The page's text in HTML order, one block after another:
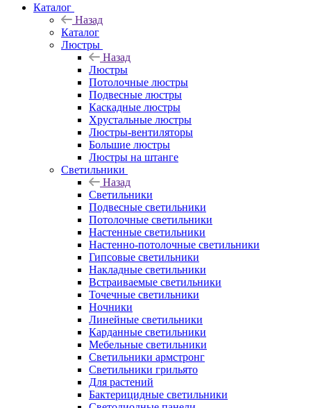
Каталог
Назад
Каталог
Люстры
Назад
Люстры
Потолочные люстры
Подвесные люстры
Каскадные люстры
Хрустальные люстры
Люстры-вентиляторы
Большие люстры
Люстры на штанге
Светильники
Назад
Светильники
Подвесные светильники
Потолочные светильники
Настенные светильники
Настенно-потолочные светильники
Гипсовые светильники
Накладные светильники
Встраиваемые светильники
Точечные светильники
Ночники
Линейные светильники
Карданные светильники
Мебельные светильники
Светильники армстронг
Светильники грильято
Для растений
Бактерицидные светильники